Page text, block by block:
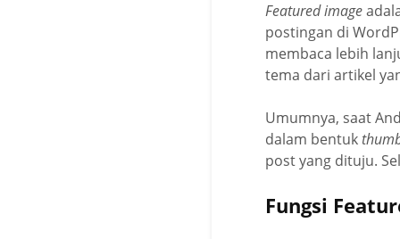
Featured image
postingan di
membaca lebih
tema dari artikel
Umumnya, saat
dalam bentuk
post yang dituju.
Fungsi